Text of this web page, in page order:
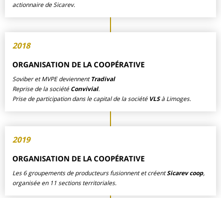
actionnaire de Sicarev.
2018
ORGANISATION DE LA COOPÉRATIVE
Soviber et MVPE deviennentTradival
Reprise de la sociétéConvivial.
Prise de participation dans le capital de la société VLSà Limoges.
2019
ORGANISATION DE LA COOPÉRATIVE
Les 6 groupements de producteurs fusionnent et créentSicarev coop,
organisée en 11 sections territoriales.